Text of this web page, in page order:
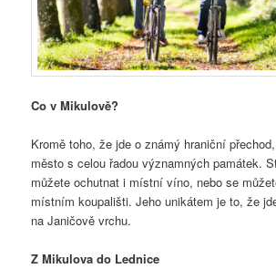
Co v Mikulově?
Kromě toho, že jde o známý hraniční
město s celou řadou významných památek.
můžete ochutnat i místní víno, nebo se
místním koupališti. Jeho unikátem je to, že
na Janičově vrchu.
Z Mikulova do Lednice